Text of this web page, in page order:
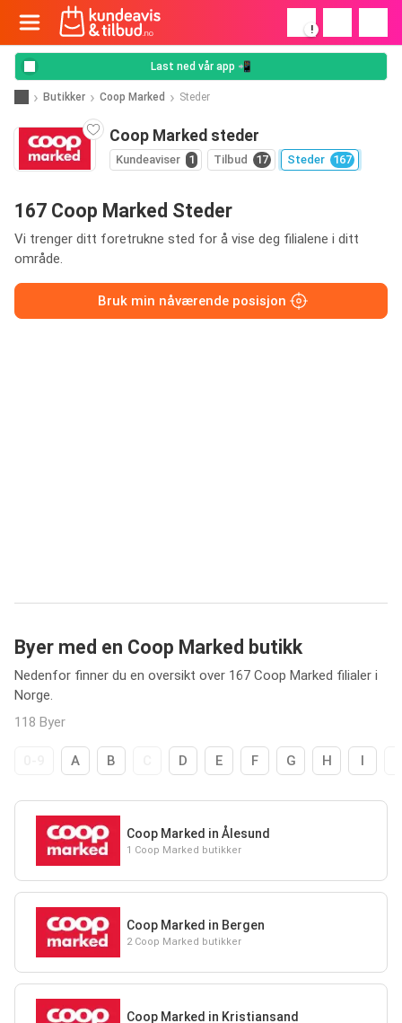
!
Last ned vår app 📲
Butikker Coop Marked Steder
Coop Marked steder
Kundeaviser 1 Tilbud 17 Steder 167
167 Coop Marked Steder
Vi trenger ditt foretrukne sted for å vise deg filialene i ditt
område.
Bruk min nåværende posisjon
Byer med en Coop Marked butikk
Nedenfor finner du en oversikt over 167 Coop Marked filialer i
Norge.
118 Byer
A B D E F G H I
Coop Marked in Ålesund
1 Coop Marked butikker
Coop Marked in Bergen
2 Coop Marked butikker
Coop Marked in Kristiansand